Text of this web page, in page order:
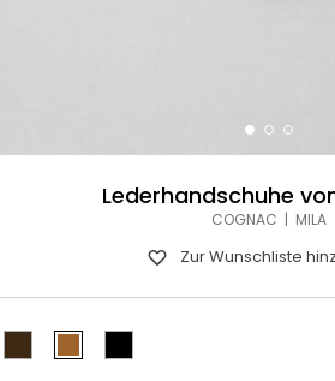
Lederhandschuhe
COGNAC | MILA
Zur Wunschliste